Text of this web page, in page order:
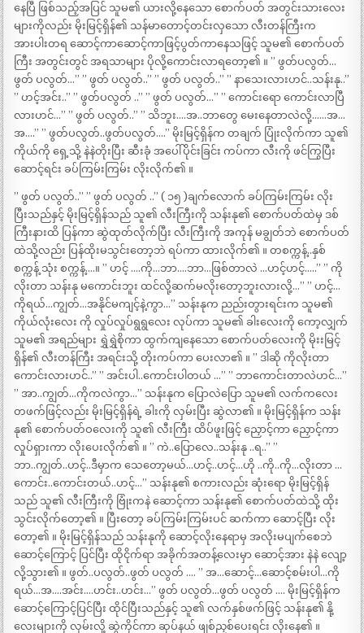
နေပြီ ဖြစ်သည့်အပြင် သူမ၏ ယားလို့နေသော စောက်ပတ် အတွင်းသားလေး
များကိုလည်း မိုးမြင့်ရှိန်၏ သန်မာတောင့်တင်းလှသော လီးတန်ကြီးက
အားပါးတရ ဆောင့်ကာဆောင့်ကာဖြင့်ပွတ်ကာနေသဖြင့် သူမ၏ စောက်ပတ်
ကြီး အတွင်းတွင် အရသာများ ပိုလို့ကောင်းလာရတော့၏ ။ ” ဖွတ်ပလွတ်…
ဖွတ် ပလွတ်…” ” ဖွတ် ပလွတ်..” ” ဖွတ် ပလွတ်..” ” နာသေးလားဟင်..သန်းနု..”
” ဟင့်အင်း..” ” ဖွတ်ပလွတ် ..” ” ဖွတ် ပလွတ်…” ” ကောင်းရော ကောင်းလာပြီ
လားဟင်…” ” ဖွတ် ပလွတ်..” ” သိဘူး….အ..ဘာတွေ မေးနေတာလဲလို့……အ…
အ….” ” ဖွတ်ပလွတ်..ဖွတ်ပလွတ်….” မိုးမြင့်ရှိန်က တချက် ပြုံးလိုက်ကာ သူ၏
ကိုယ်ကို ရှေ့သို့ နဲနဲတိုးပြီး ဆီးခုံ အပေါ်ပိုင်းခြင်း ကပ်ကာ လီးကို ဖင်ကြွပြီး
ဆောင့်ရင်း ခပ်ကြမ်းကြမ်း လိုးလိုက်၏ ။
” ဖွတ် ပလွတ်..” ” ဖွတ် ပလွတ် ..” ( ၁၅ )ချက်လောက် ခပ်ကြမ်းကြမ်း လိုး
ပြီးသည်နှင့် မိုးမြင့်ရှိန်သည် သူ၏ လီးကြီးကို သန်းနု၏ စောက်ပတ်ထဲမှ ဒစ်
ကြီးနားထိ ပြန်ကာ ဆွဲထုတ်လိုက်ပြီး လီးကြီးကို အကုန် မချွတ်ဘဲ စောက်ပတ်
ထဲသို့လည်း ပြန်ထိုးမသွင်းတော့ဘဲ ရပ်ကာ ထားလိုက်၏ ။ တစက္ကန့်..နှစ်
စက္ကန့် သုံး စက္ကန့်….။ ” ဟင့် ….ကို…ဘာ….ဘာ…ဖြစ်တာလဲ …ဟင့်ဟင့်…..” ” ကို
လိုးတာ သန်းနု မကောင်းဘူး ထင်လို့ဆက်မလိုးတော့ဘူးလားလို့…” ” ဟင့်…
ကိုရယ်…ကျွတ်…အနိုင်မကျင့်နဲ့ကွာ…” သန်းနုက ညည်းတွားရင်းက သူမ၏
ကိုယ်လုံးလေး ကို လှုပ်လှုပ်ရွရွလေး လုပ်ကာ သူမ၏ ခါးလေးကို ကော့လျှက်
သူမ၏ အရည်များ ရွှဲရွှဲစိုကာ ထွက်ကျနေသော စောက်ပတ်လေးကို မိုးးမြင့်
ရှိန်၏ လီးတန်ကြီး အရင်းသို့ တိုးကပ်ကာ ပေးလာ၏ ။ ” ဒါဆို ကိုလိုးတာ
ကောင်းလားဟင်..” ” အင်းပါ..ကောင်းပါတယ် …” ” ဘာကောင်းတာလဲဟင်…”
” အာ..ကျွတ်…ကိုကလဲကွာ…” သန်းနုက ပြောလဲပြော သူမ၏ လက်ကလေး
တဖက်ဖြင့်လည်း မိုးမြင့်ရှိန်ရဲ့ ခါးကို လှမ်းပြီး ဆွဲလာ၏ ။ မိုးမြင့်ရှိန်က သန်း
နု၏ စောက်ပတ်ဝလေးကို သူ၏ လီးကြီး ထိပ်ဖူးဖြင့် ညှောင့်ကာ ညှောင့်ကာ
လှုပ်ရှားကာ လိုးပေးလိုက်၏ ။ ” ကဲ..ပြောလေ..သန်းနု ..ရ..” ”
ဘာ..ကျွတ်..ဟင့်..ဒီမှာက သေတော့မယ်…ဟင့်..ဟင့်…ဟို ..ကို..ကို…လိုးတာ …
ကောင်း..ကောင်းတယ်..ဟင့်…” သန်းနု၏ စကားလည်း ဆုံးရော မိုးမြင့်ရှိန်
သည် သူ၏ လီးကြီးကို ဗြုံးကနဲ ဆောင့်ကာ သန်းနု၏ စောက်ပတ်ထဲသို့ ထိုး
သွင်းလိုက်တော့၏ ။ ပြီးတော့ ခပ်ကြမ်းကြမ်းပင် ဆက်ကာ ဆောင့်ပြီး လိုး
တော့၏ ။ မိုးမြင့်ရှိန်သည် သန်းနုကို ဆောင့်လိုးနေရာမှ အလိုးမပျက်စေဘဲ
ဆောင့်ကြောင့် ပြင်ပြီး ထိုငိုက်ရာ အခိုက်အတန့်လေးမှာ ဆောင့်အား နဲနဲ လျော့
လို့သွား၏ ။ ဖွတ်..ပလွတ်..ဖွတ် ပလွတ် …. ” အ…ဆောင့်…ဆောင့်စမ်းပါ…ကို
ရယ်…အ….အင်း….ဟင်း..ဟင်း…” ဖွတ် ပလွတ်…ဖွတ် ပလွတ် …. မိုးမြင့်ရှိန်က
ဆောင့်ကြောင့်ပြင်ပြီး ထိုင်ပြီးသည်နှင့် သူ၏ လက်နှစ်ဖက်ဖြင့် သန်းနု၏ နို့
လေးများကို လှမ်းလို့ ဆွဲကိုင်ကာ ဆုပ်နယ် ဖျစ်ညှစ်ပေးရင်း လိုးနေ၏ ။